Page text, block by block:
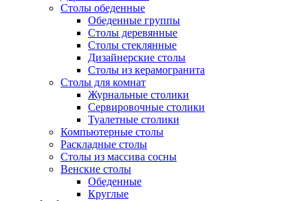
Столы обеденные
Обеденные группы
Столы деревянные
Столы стеклянные
Дизайнерские столы
Столы из керамогранита
Столы для комнат
Журнальные столики
Сервировочные столики
Туалетные столики
Компьютерные столы
Раскладные столы
Столы из массива сосны
Венские столы
Обеденные
Круглые